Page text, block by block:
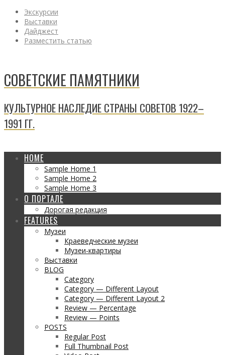
Экскурсии
Выставки
Дайджест
Разместить статью
СОВЕТСКИЕ ПАМЯТНИКИ
КУЛЬТУРНОЕ НАСЛЕДИЕ СТРАНЫ СОВЕТОВ 1922–
1991 ГГ.
HOME
Sample Home 1
Sample Home 2
Sample Home 3
О ПОРТАЛЕ
Дорогая редакция
FEATURES
Музеи
Краеведческие музеи
Музеи-квартиры
Выставки
BLOG
Category
Category — Different Layout
Category — Different Layout 2
Review — Percentage
Review — Points
POSTS
Regular Post
Full Thumbnail Post